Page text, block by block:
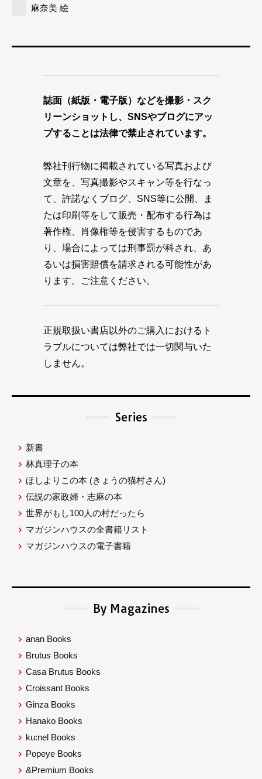
麻奈美 絵
誌面（紙版・電子版）などを撮影・スク
リーンショットし、SNSやブログにアッ
プすることは法律で禁止されています。
弊社刊行物に掲載されている写真および
文章を、写真撮影やスキャン等を行なっ
て、許諾なくブログ、SNS等に公開、ま
たは印刷等をして販売・配布する行為は
著作権、肖像権等を侵害するものであ
り、場合によっては刑事罰が科され、あ
るいは損害賠償を請求される可能性があ
ります。ご注意ください。
正規取扱い書店以外のご購入におけるト
ラブルについては弊社では一切関与いた
しません。
Series
新書
林真理子の本
ほしよりこの本 (きょうの猫村さん)
伝説の家政婦・志麻の本
世界がもし100人の村だったら
マガジンハウスの全書籍リスト
マガジンハウスの電子書籍
By Magazines
anan Books
Brutus Books
Casa Brutus Books
Croissant Books
Ginza Books
Hanako Books
ku:nel Books
Popeye Books
&Premium Books